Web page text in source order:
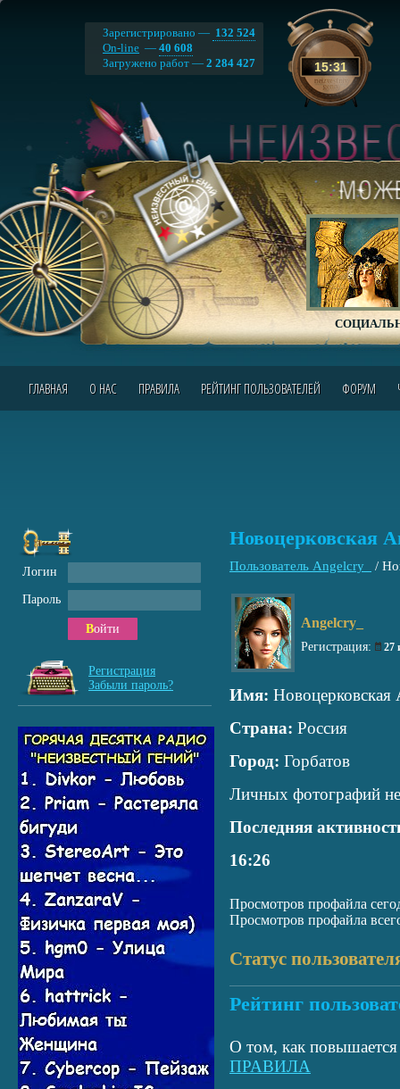
15:31
Зарегистрировано — 132 524
On-line — 40 608
Загружено работ — 2 284 427
ГЛАВНАЯ О НАС ПРАВИЛА РЕЙТИНГ ПОЛЬЗОВАТЕЛЕЙ ФОРУМ
Новоцерковская
Пользователь Angelcry_ /
Angelcry_
Регистрация: 27
Имя: Новоцерковская
Страна: Россия
Город: Горбатов
Личных фотографий
Последняя
16:26
Просмотров профайла
Просмотров профайла
Статус
Рейтинг
О том, как повышается
ПРАВИЛА
Логин
Пароль
Войти
Регистрация
Забыли пароль?